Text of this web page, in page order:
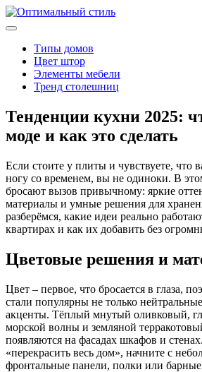
Типы домов
Цвет штор
Элементы мебели
Тренд столешниц
Тенденции кухни 2025:
моде и как это сделать
Если стоите у плиты и чувствуете, что
ногу со временем, вы не одиноки. В
бросают вызов привычному: яркие
материалы и умные решения для
разберёмся, какие идеи реально
квартирах и как их добавить без
Цветовые решения и
Цвет – первое, что бросается в глаза,
стали популярны не только
акценты. Тёплый мнутый оливковый,
морской волны и земляной
появляются на фасадах шкафов и
«перекрасить весь дом», начните с
фронтальные панели, полки или барные